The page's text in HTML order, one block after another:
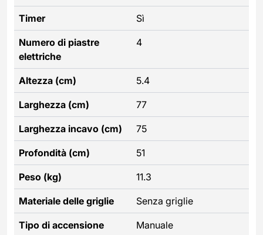
Timer Sì
Numero di piastre
elettriche
4
Altezza (cm) 5.4
Larghezza (cm) 77
Larghezza incavo (cm) 75
Profondità (cm) 51
Peso (kg) 11.3
Materiale delle griglie Senza griglie
Tipo di accensione Manuale